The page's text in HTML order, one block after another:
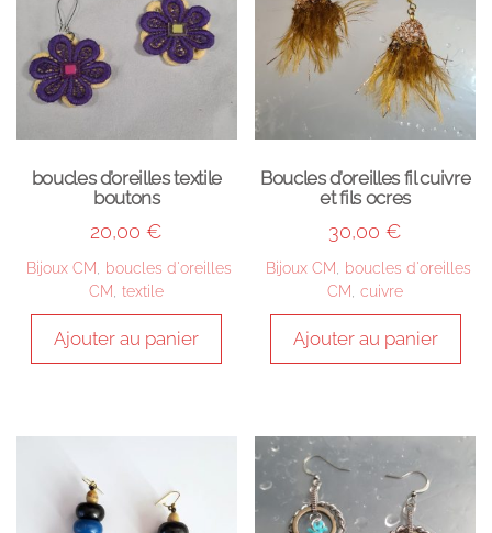
boucles d’oreilles textile
boutons
20,00€
Bijoux CM
boucles d'oreilles
CM textile
Ajouter au panier
Boucles d’oreilles fil cuivre
et fils ocres
30,00€
Bijoux CM
boucles d'oreilles
CM cuivre
Ajouter au panier